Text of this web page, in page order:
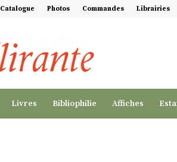
Catalogue Photos Commandes Librairies
Livres Bibliophilie Affiches